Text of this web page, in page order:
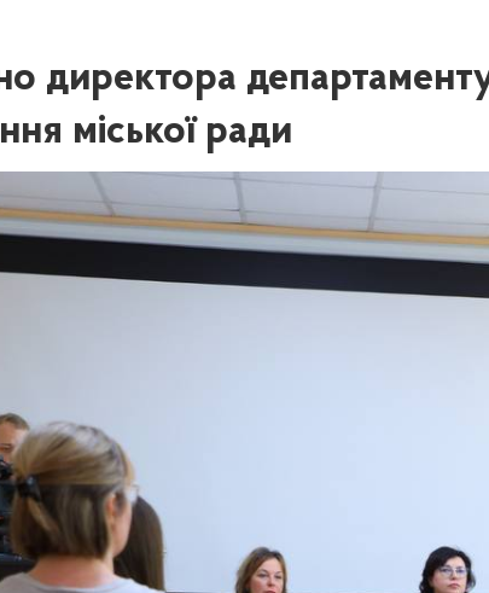
директора
міської ради